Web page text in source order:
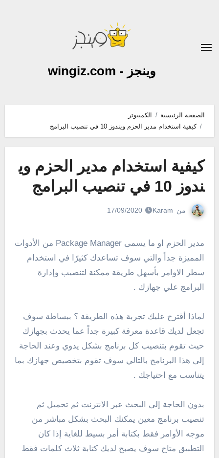
وينجز - wingiz.com
الصفحة الرئيسية
الكمبيوتر
كيفية استخدام مدير الحزم ويندوز 10 في تنصيب البرامج
كيفية استخدام مدير الحزم وي
ندوز 10 في تنصيب البرامج
من Karam
17/09/2020
مدير الحزم او ما يسمى Package Manager من الأدوات
المميزة جداً والتي سوف تساعدك كثيرًا في استخدام
سطر الاوامر بأسهل طريقة ممكنة لتنصيب وإدارة
البرامج علي جهازك .
لماذا أقترح عليك تجربة هذه الطريقة ؟ ببساطة سوف
تجعل لديك قاعدة معرفة كبيرة جداً عما يحدث بجهازك
حيث تقوم بتنصيب كل برنامج بشكل يدوي وعند الحاجة
إلى هذا البرنامج بالتالي سوف تقوم بتخصيص جهازك بما
يتناسب مع احتياجك .
بدون الحاجة إلى البحث عبر الانترنت ثم تحميل ثم
تنصيب برنامج معين يمكنك البحث بشكل مباشر من
موجه الأوامر فقط بكتابة أمر بسيط للغاية إذا كان
التطبيق متاح سوف يصبح لديك كتابة ثلاث كلمات فقط